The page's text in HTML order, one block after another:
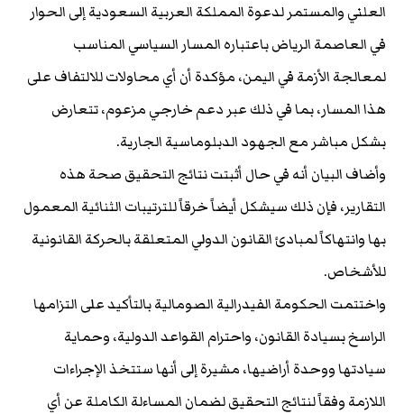
العلني والمستمر لدعوة المملكة العربية السعودية إلى الحوار
في العاصمة الرياض باعتباره المسار السياسي المناسب
لمعالجة الأزمة في اليمن، مؤكدة أن أي محاولات للالتفاف على
هذا المسار، بما في ذلك عبر دعم خارجي مزعوم، تتعارض
بشكل مباشر مع الجهود الدبلوماسية الجارية.
وأضاف البيان أنه في حال أثبتت نتائج التحقيق صحة هذه
التقارير، فإن ذلك سيشكل أيضاً خرقاً للترتيبات الثنائية المعمول
بها وانتهاكاً لمبادئ القانون الدولي المتعلقة بالحركة القانونية
للأشخاص.
واختتمت الحكومة الفيدرالية الصومالية بالتأكيد على التزامها
الراسخ بسيادة القانون، واحترام القواعد الدولية، وحماية
سيادتها ووحدة أراضيها، مشيرة إلى أنها ستتخذ الإجراءات
اللازمة وفقاً لنتائج التحقيق لضمان المساءلة الكاملة عن أي